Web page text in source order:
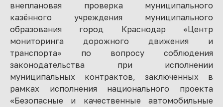
внеплановая проверка муниципального
казённого учреждения муниципального
образования город Краснодар «Центр
мониторинга дорожного движения и
транспорта» по вопросу соблюдения
законодательства при исполнении
муниципальных контрактов, заключенных в
рамках исполнения национального проекта
«Безопасные и качественные автомобильные